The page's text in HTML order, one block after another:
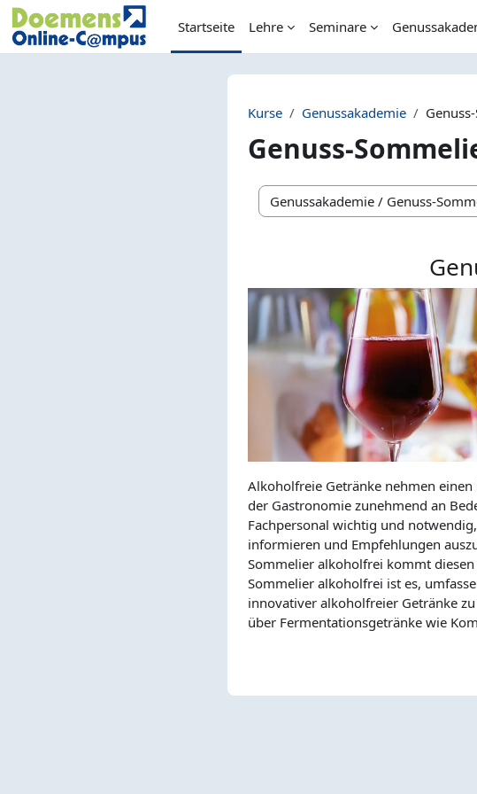
Zum Hauptinhalt
Startseite
Lehre Seminare
Kurse Genussakademie
Genuss-
Kursbereiche
Alkoholfreie Getränke nehmen
der Gastronomie zunehmend an
Fachpersonal wichtig und
informieren und Empfehlungen
Sommelier alkoholfrei kommt
Sommelier alkoholfrei ist es,
innovativer alkoholfreier Getränke
über Fermentationsgetränke wie